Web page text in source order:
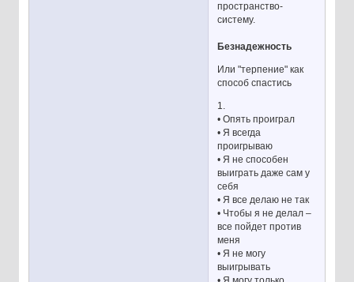
пространство-
систему.
Безнадежность
Или "терпение" как
способ спастись
1.
• Опять проиграл
• Я всегда
проигрываю
• Я не способен
выиграть даже сам у
себя
• Я все делаю не так
• Чтобы я не делал –
все пойдет против
меня
• Я не могу
выигрывать